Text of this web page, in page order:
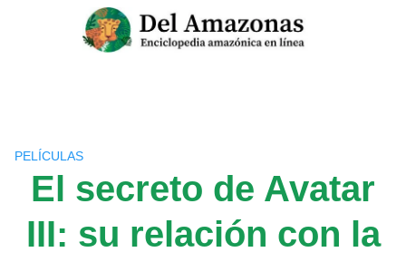
PELÍCULAS
El secreto de Avatar
III: su relación con la